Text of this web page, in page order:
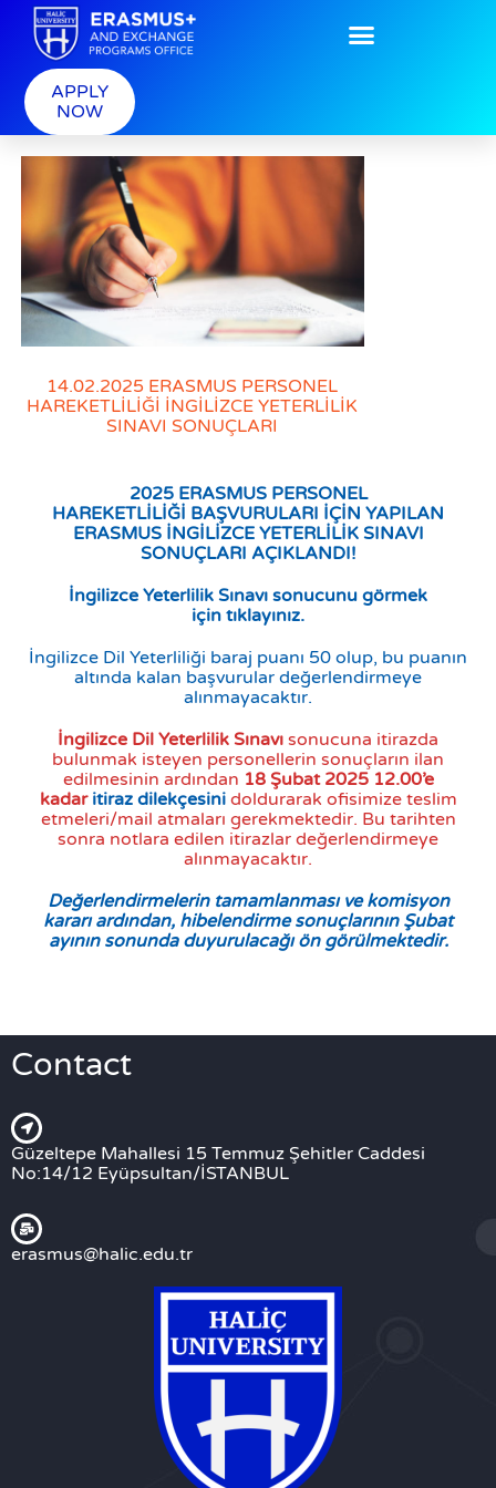
APPLY
NOW
14.02.2025 ERASMUS PERSONEL
HAREKETLİLİĞİ İNGİLİZCE YETERLİLİK
SINAVI SONUÇLARI
2025 ERASMUS PERSONEL
HAREKETLİLİĞİ BAŞVURULARI İÇİN YAPILAN
ERASMUS İNGİLİZCE YETERLİLİK SINAVI
SONUÇLARI AÇIKLANDI!
İngilizce Yeterlilik Sınavı sonucunu görmek
için tıklayınız.
İngilizce Dil Yeterliliği baraj puanı 50 olup, bu puanın
altında kalan başvurular değerlendirmeye
alınmayacaktır.
İngilizce Dil Yeterlilik Sınavı sonucuna itirazda
bulunmak isteyen personellerin sonuçların ilan
edilmesinin ardından 18 Şubat 2025 12.00’e
kadar itiraz dilekçesinidoldurarak ofisimize teslim
etmeleri/mail atmaları gerekmektedir. Bu tarihten
sonra notlara edilen itirazlar değerlendirmeye
alınmayacaktır.
Değerlendirmelerin tamamlanması ve komisyon
kararı ardından, hibelendirme sonuçlarının Şubat
ayının sonunda duyurulacağı ön görülmektedir.
Contact
Güzeltepe Mahallesi 15 Temmuz Şehitler Caddesi
No:14/12 Eyüpsultan/İSTANBUL
erasmus@halic.edu.tr